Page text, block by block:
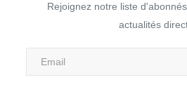
Rejoignez notre liste
actualités